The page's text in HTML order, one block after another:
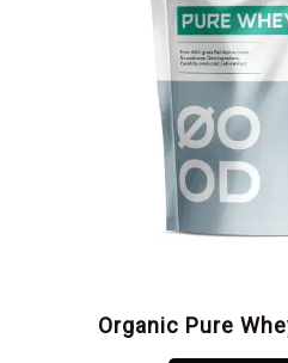
Organic Pure